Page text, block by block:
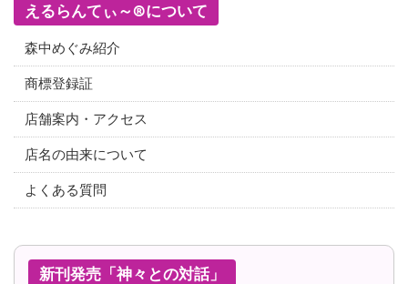
えるらんてぃ～®について
森中めぐみ紹介
商標登録証
店舗案内・アクセス
店名の由来について
よくある質問
新刊発売「神々との対話」